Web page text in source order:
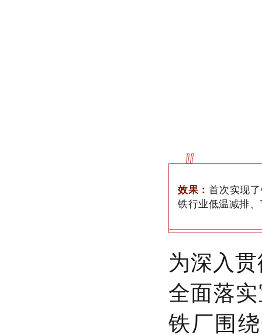
效果：首次实现
铁行业低温减排
为深入
全面落
铁厂围